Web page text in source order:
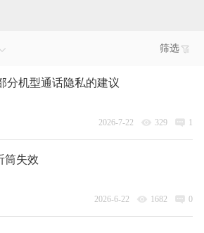
筛选
分机型通话隐私的建议
2026-7-22 329 1
筒失效
2026-6-22 1682 0